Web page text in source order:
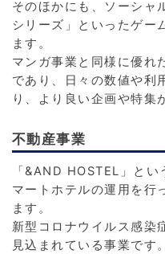
そのほかにも、ソーシャ
シリーズ」といったゲー
ます。
マンガ事業と同様に優れ
であり、日々の数値や利
り、より良い企画や特集
不動産事業
「&AND HOSTEL」と
マートホテルの運用を行
ます。
新型コロナウイルス感染
見込まれている事業です。